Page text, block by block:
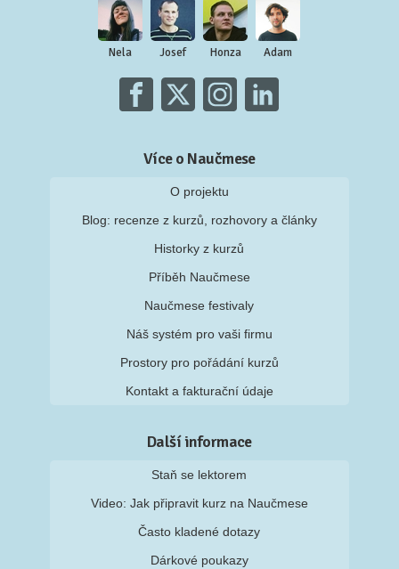
Nela Josef Honza Adam
Více o Naučmese
O projektu
Blog: recenze z kurzů, rozhovory a články
Historky z kurzů
Příběh Naučmese
Naučmese festivaly
Náš systém pro vaši firmu
Prostory pro pořádání kurzů
Kontakt a fakturační údaje
Další informace
Staň se lektorem
Video: Jak připravit kurz na Naučmese
Často kladené dotazy
Dárkové poukazy